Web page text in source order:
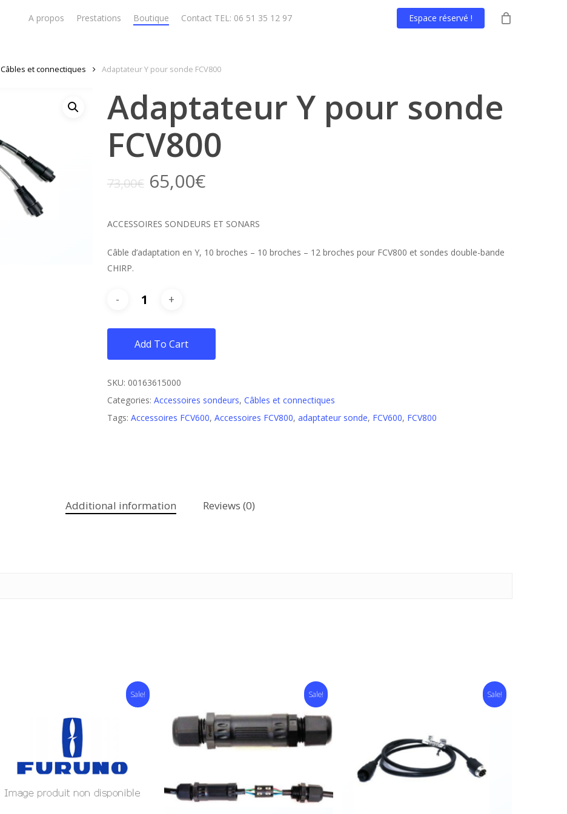
A propos Prestations Boutique Contact TEL: 06 51 35 12 97 Espace réservé !
Câbles et connectiques Adaptateur Y pour sonde FCV800
Adaptateur Y pour sonde
FCV800
73,00€ 65,00€
ACCESSOIRES SONDEURS ET SONARS
Câble d’adaptation en Y, 10 broches – 10 broches – 12 broches pour FCV800 et sondes double-bande
CHIRP.
Add To Cart
SKU: 00163615000
Categories: Accessoires sondeurs, Câbles et connectiques
Tags: Accessoires FCV600, Accessoires FCV800, adaptateur sonde, FCV600, FCV800
Additional information Reviews (0)
Sale! Sale! Sale!